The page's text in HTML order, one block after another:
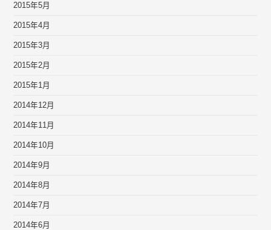
2015年5月
2015年4月
2015年3月
2015年2月
2015年1月
2014年12月
2014年11月
2014年10月
2014年9月
2014年8月
2014年7月
2014年6月